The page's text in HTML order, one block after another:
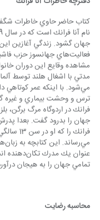
جهان گشود. زندگي آغازين
فعاليت‌هاي جهانسوز
فرانك در اردوگاه مرگ
جهان را بدرود گفت. بعدا
فرانك
عنوان يك
تمامي جهان را به هيجان
محاسبه رضايت